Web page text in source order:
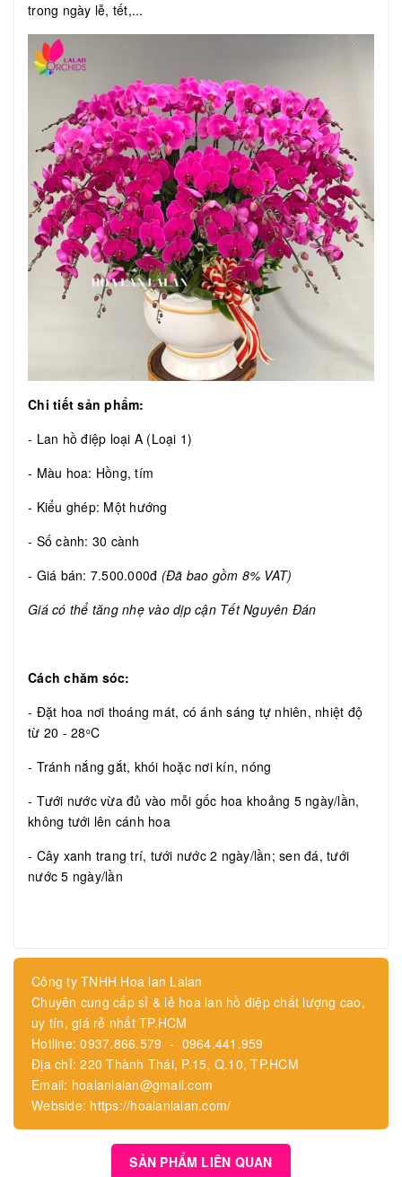
trong ngày lễ, tết,...
Chi tiết sản phẩm:
- Lan hồ điệp loại A (Loại 1)
- Màu hoa: Hồng, tím
- Kiểu ghép: Một hướng
- Số cành: 30 cành
- Giá bán: 7.500.000đ (Đã bao gồm 8% VAT)
Giá có thể tăng nhẹ vào dịp cận Tết Nguyên Đán
Cách chăm sóc:
- Đặt hoa nơi thoáng mát, có ánh sáng tự nhiên, nhiệt độ
từ 20 - 28oC
- Tránh nắng gắt, khói hoặc nơi kín, nóng
- Tưới nước vừa đủ vào mỗi gốc hoa khoảng 5 ngày/lần,
không tưới lên cánh hoa
- Cây xanh trang trí, tưới nước 2 ngày/lần; sen đá, tưới
nước 5 ngày/lần
Công ty TNHH Hoa lan Lalan
Chuyên cung cấp sỉ & lẻ hoa lan hồ điệp chất lượng cao,
uy tín, giá rẻ nhất TP.HCM
Hotline: 0937.866.579 - 0964.441.959
Địa chỉ: 220 Thành Thái, P.15, Q.10, TP.HCM
Email: hoalanlalan@gmail.com
Webside: https://hoalanlalan.com/
SẢN PHẨM LIÊN QUAN